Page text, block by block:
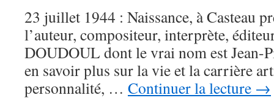
23 juillet 1944 : Naissance, à Casteau
l’auteur, compositeur, interprète,
DOUDOUL dont le vrai nom est Jean-
en savoir plus sur la vie et la carrière
personnalité, … Continuer la lecture →